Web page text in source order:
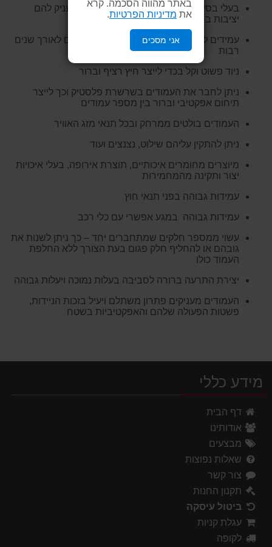
באתר מהווה הסכמה. קרא
את מדיניות הפרטיות.
אני מסכים
בעלי בסיס כבד המונע מהם ליפול ברוח ומעניק להם
יציבות ברוב תנאי מזג האוויר
עמידים לקרני השמש, אינם מתכלים ועמידים לאורך שנים
רבות
ניוד פשוט וקל בכדי לייצר חיץ רציף וברור
ניתן לחבר את העמודים בשרשרת פלסטיק וכך לייצר
תיחום אפקטיבי וברור בין מספר עמודים
העמודים בולטים ממרחק ובכל תנאי מזג האוויר
ניתן להתקין עליהם שילוט, נצנצים ועוד
מיוצרים מחומרים איכותיים, תוצרת אירופה, בעלי איכויות
יצור ותקינה מהמחמירות
עמידות גבוהה בפני תנאי חוץ
עמידות גבוהה במגע אפשרי עם כלי רכב
עשוי ממספר חלקים שמתחברים יחד – כך ניתן לשנות את
גובהם או להחליף חלק פגום בעת הצורך ללא החלפת
העמוד כולו
יצירת התרעה ברורה לסביבה בעלות נמוכה ויעלות גבוהה
העמודים מעניקים פתרון משתלם ויעיל בזכות הניידות,
פשטות הפעולה שלהם והאפקטיביות בשטח
מידע כללי
דף הבית
אודותינו
מבצעים
שאלות נפוצות
צור קשר
תקנון החנות
ביטול עיסקה
עגלת קניות
לקופה